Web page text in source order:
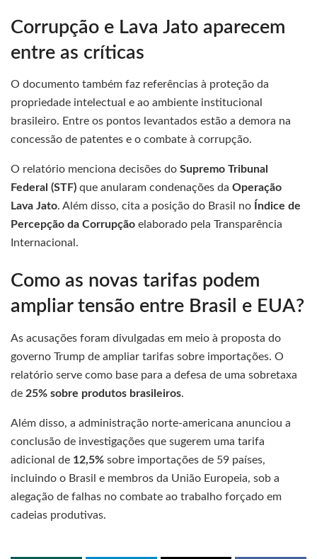
Corrupção e Lava Jato aparecem
entre as críticas
O documento também faz referências à proteção da
propriedade intelectual e ao ambiente institucional
brasileiro. Entre os pontos levantados estão a demora na
concessão de patentes e o combate à corrupção.
O relatório menciona decisões do Supremo Tribunal
Federal (STF) que anularam condenações da Operação
Lava Jato. Além disso, cita a posição do Brasil no
Índice de
Percepção da Corrupção elaborado pela Transparência
Internacional.
Como as novas tarifas podem
ampliar tensão entre Brasil e EUA?
As acusações foram divulgadas em meio à proposta do
governo Trump de ampliar tarifas sobre importações. O
relatório serve como base para a defesa de uma sobretaxa
de 25% sobre produtos brasileiros.
Além disso, a administração norte-americana anunciou a
conclusão de investigações que sugerem uma tarifa
adicional de 12,5% sobre importações de 59 países,
incluindo o Brasil e membros da União Europeia, sob a
alegação de falhas no combate ao trabalho forçado em
cadeias produtivas.